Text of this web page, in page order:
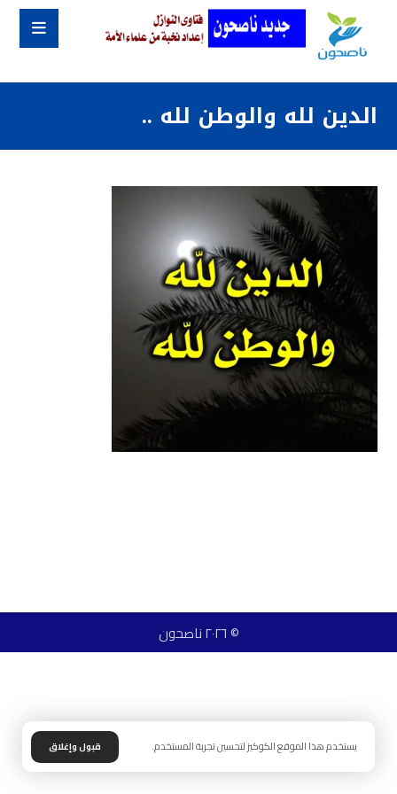
الدين لله والوطن لله ..
© ٢٠٢٦ ناصحون
يستخدم هذا الموقع الكوكيز لتحسين تجربة المستخدم. قبول وإغلاق